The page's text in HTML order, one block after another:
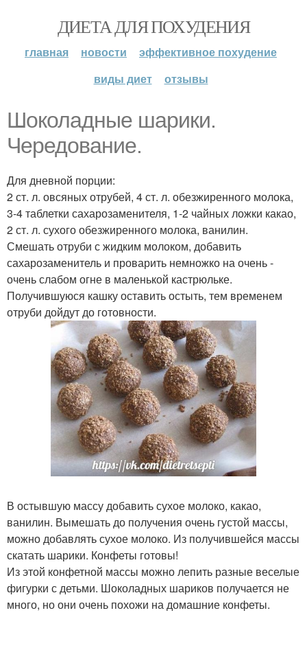
ДИЕТА ДЛЯ ПОХУДЕНИЯ
главная новости
эффективное похудение
виды диет
отзывы
Шоколадные шарики.
Чередование.
Для дневной порции:
2 ст. л. овсяных отрубей, 4 ст. л. обезжиренного молока,
3-4 таблетки сахарозаменителя, 1-2 чайных ложки какао,
2 ст. л. сухого обезжиренного молока, ванилин.
Смешать отруби с жидким молоком, добавить
сахарозаменитель и проварить немножко на очень -
очень слабом огне в маленькой кастрюльке.
Получившуюся кашку оставить остыть, тем временем
отруби дойдут до готовности.
В остывшую массу добавить сухое молоко, какао,
ванилин. Вымешать до получения очень густой массы,
можно добавлять сухое молоко. Из получившейся массы
скатать шарики. Конфеты готовы!
Из этой конфетной массы можно лепить разные веселые
фигурки с детьми. Шоколадных шариков получается не
много, но они очень похожи на домашние конфеты.